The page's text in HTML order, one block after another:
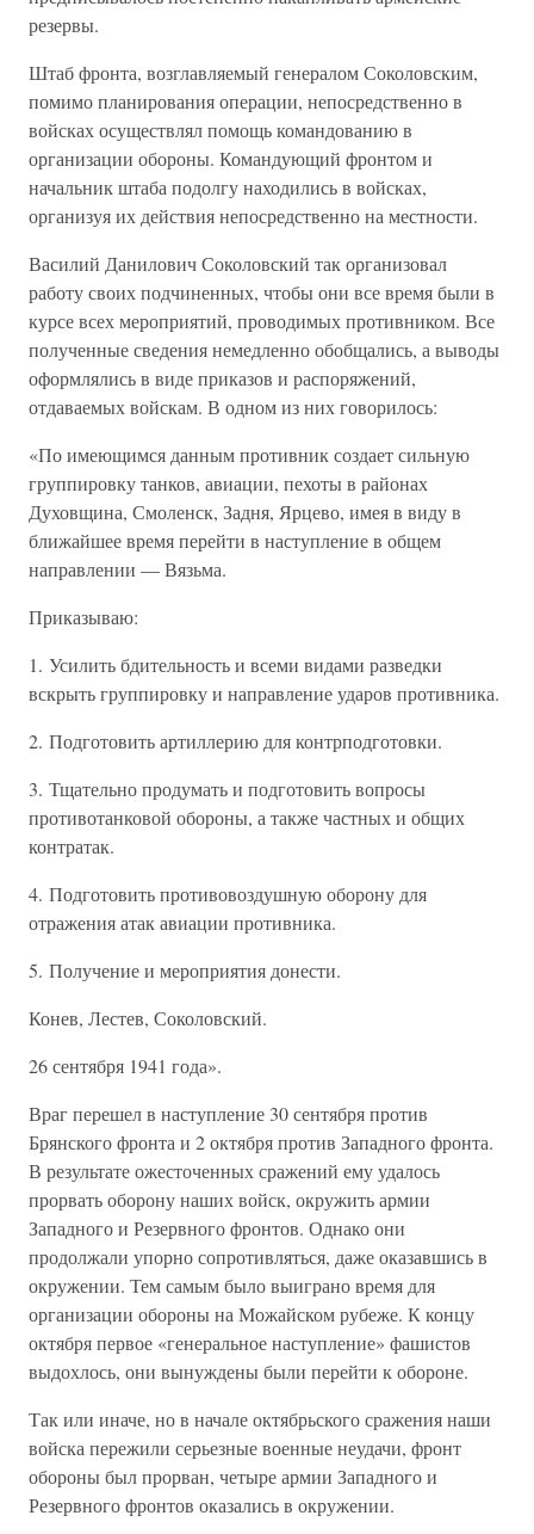
резервы.
Штаб фронта, возглавляемый генералом Соколовским,
помимо планирования операции, непосредственно в
войсках осуществлял помощь командованию в
организации обороны. Командующий фронтом и
начальник штаба подолгу находились в войсках,
организуя их действия непосредственно на местности.
Василий Данилович Соколовский так организовал
работу своих подчиненных, чтобы они все время были в
курсе всех мероприятий, проводимых противником. Все
полученные сведения немедленно обобщались, а выводы
оформлялись в виде приказов и распоряжений,
отдаваемых войскам. В одном из них говорилось:
«По имеющимся данным противник создает сильную
группировку танков, авиации, пехоты в районах
Духовщина, Смоленск, Задня, Ярцево, имея в виду в
ближайшее время перейти в наступление в общем
направлении — Вязьма.
Приказываю:
1. Усилить бдительность и всеми видами разведки
вскрыть группировку и направление ударов противника.
2. Подготовить артиллерию для контрподготовки.
3. Тщательно продумать и подготовить вопросы
противотанковой обороны, а также частных и общих
контратак.
4. Подготовить противовоздушную оборону для
отражения атак авиации противника.
5. Получение и мероприятия донести.
Конев, Лестев, Соколовский.
26 сентября 1941 года».
Враг перешел в наступление 30 сентября против
Брянского фронта и 2 октября против Западного фронта.
В результате ожесточенных сражений ему удалось
прорвать оборону наших войск, окружить армии
Западного и Резервного фронтов. Однако они
продолжали упорно сопротивляться, даже оказавшись в
окружении. Тем самым было выиграно время для
организации обороны на Можайском рубеже. К концу
октября первое «генеральное наступление» фашистов
выдохлось, они вынуждены были перейти к обороне.
Так или иначе, но в начале октябрьского сражения наши
войска пережили серьезные военные неудачи, фронт
обороны был прорван, четыре армии Западного и
Резервного фронтов оказались в окружении.